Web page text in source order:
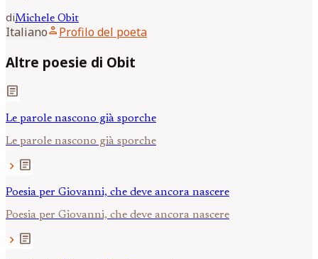
diMichele Obit
Italianoperson Profilo del poeta
Altre poesie di Obit
article
Le parole nascono già sporche
Le parole nascono già sporche
chevron_right article
Poesia per Giovanni, che deve ancora nascere
Poesia per Giovanni, che deve ancora nascere
chevron_right article